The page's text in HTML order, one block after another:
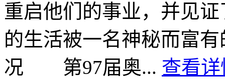
重启他们的事业，并见
的生活被一名神秘而富
况 第97届奥... 查看详